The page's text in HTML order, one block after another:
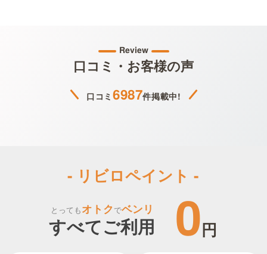
Review
口コミ・お客様の声
口コミ 6987件掲載中!
- リビロペイント -
とってもオトクでベンリ
すべてご利用 0円